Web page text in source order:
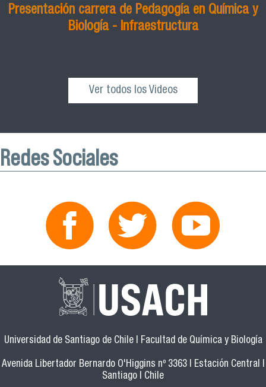
Presentación carrera de Pedagogía en Química y
Biología - Infraestructura
Ver todos los Videos
Redes Sociales
Universidad de Santiago de Chile | Facultad de Química y Biología
Avenida Libertador Bernardo O'Higgins nº 3363 | Estación Central |
Santiago | Chile